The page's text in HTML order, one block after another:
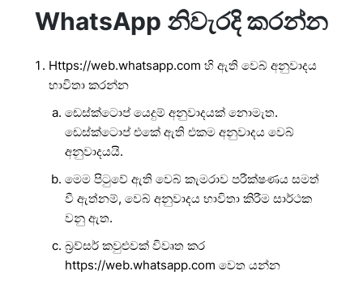
WhatsApp නිවැරදි කරන්න
Https://web.whatsapp.com හි ඇති වෙබ් අනුවාදය
භාවිතා කරන්න
ඩෙස්ක්ටොප් යෙදුම් අනුවාදයක් නොමැත.
ඩෙස්ක්ටොප් එකේ ඇති එකම අනුවාදය වෙබ්
අනුවාදයයි.
මෙම පිටුවේ ඇති වෙබ් කැමරාව පරීක්ෂණය සමත්
වී ඇත්නම්, වෙබ් අනුවාදය භාවිතා කිරීම සාර්ථක
වනු ඇත.
බ්‍රව්සර් කවුළුවක් විවෘත කර
https://web.whatsapp.com වෙත යන්න